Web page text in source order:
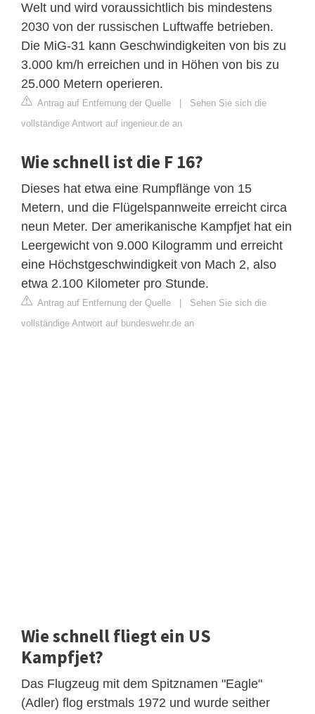
Welt und wird voraussichtlich bis mindestens
2030 von der russischen Luftwaffe betrieben.
Die MiG-31 kann Geschwindigkeiten von bis zu
3.000 km/h erreichen und in Höhen von bis zu
25.000 Metern operieren.
Antrag auf Entfernung der Quelle
Sehen Sie sich die
vollständige Antwort auf ingenieur.de an
Wie schnell ist die F 16?
Dieses hat etwa eine Rumpflänge von 15
Metern, und die Flügelspannweite erreicht circa
neun Meter. Der amerikanische Kampfjet hat ein
Leergewicht von 9.000 Kilogramm und erreicht
eine Höchstgeschwindigkeit von Mach 2, also
etwa 2.100 Kilometer pro Stunde.
Antrag auf Entfernung der Quelle
Sehen Sie sich die
vollständige Antwort auf bundeswehr.de an
Wie schnell fliegt ein US
Kampfjet?
Das Flugzeug mit dem Spitznamen "Eagle"
(Adler) flog erstmals 1972 und wurde seither